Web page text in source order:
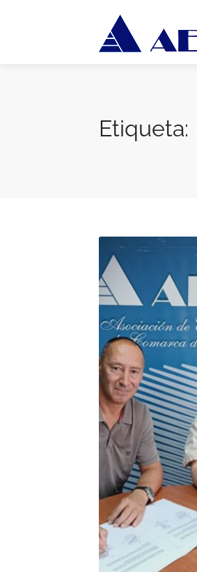
Etiqueta: